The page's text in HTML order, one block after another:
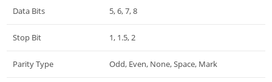
Data Bits 5, 6, 7, 8
Stop Bit 1, 1.5, 2
Parity Type Odd, Even, None, Space, Mark